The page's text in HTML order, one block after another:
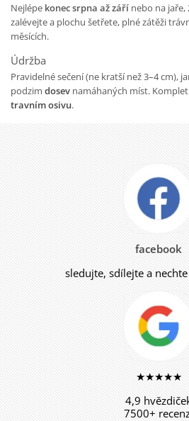
Nejlépe konec srpna až září nebo na jaře,
zalévejte a plochu šetřete, plné zátěži
měsících.
Údržba
Pravidelné sečení (ne kratší než 3–4 cm),
podzim dosev namáhaných míst.
travním osivu.
facebook
sledujte, sdílejte a
★★★★★
4,9
7500+